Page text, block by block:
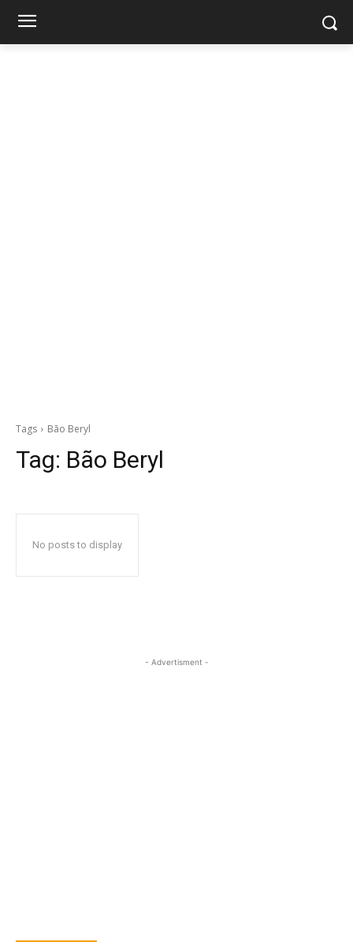
Tags Bão Beryl
Tag: Bão Beryl
No posts to display
- Advertisment -